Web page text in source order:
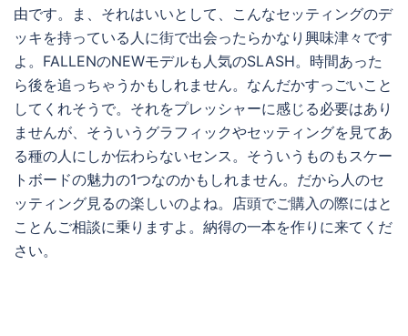
由です。ま、それはいいとして、こんなセッティングのデ
ッキを持っている人に街で出会ったらかなり興味津々です
よ。FALLENのNEWモデルも人気のSLASH。時間あった
ら後を追っちゃうかもしれません。なんだかすっごいこと
してくれそうで。それをプレッシャーに感じる必要はあり
ませんが、そういうグラフィックやセッティングを見てあ
る種の人にしか伝わらないセンス。そういうものもスケー
トボードの魅力の1つなのかもしれません。だから人のセ
ッティング見るの楽しいのよね。店頭でご購入の際にはと
ことんご相談に乗りますよ。納得の一本を作りに来てくだ
さい。